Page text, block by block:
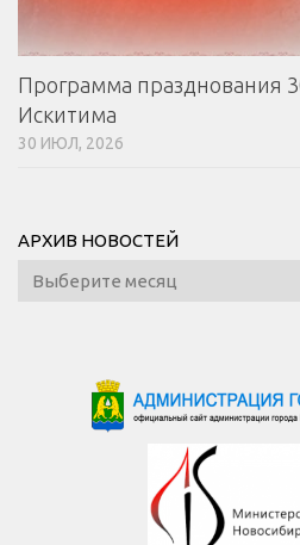
Программа празднования
Искитима
30 ИЮЛ, 2026
АРХИВ НОВОСТЕЙ
Архив
новостей